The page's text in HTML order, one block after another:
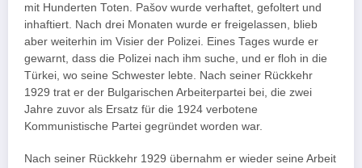
mit Hunderten Toten. Pašov wurde verhaftet, gefoltert und
inhaftiert. Nach drei Monaten wurde er freigelassen, blieb
aber weiterhin im Visier der Polizei. Eines Tages wurde er
gewarnt, dass die Polizei nach ihm suche, und er floh in die
Türkei, wo seine Schwester lebte. Nach seiner Rückkehr
1929 trat er der Bulgarischen Arbeiterpartei bei, die zwei
Jahre zuvor als Ersatz für die 1924 verbotene
Kommunistische Partei gegründet worden war.
Nach seiner Rückkehr 1929 übernahm er wieder seine Arbeit